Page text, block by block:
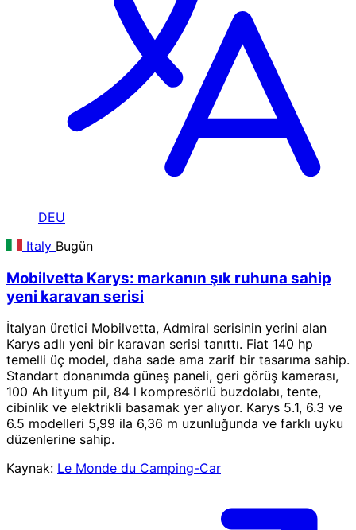
DEU
Italy Bugün
Mobilvetta Karys: markanın şık ruhuna sahip
yeni karavan serisi
İtalyan üretici Mobilvetta, Admiral serisinin yerini alan
Karys adlı yeni bir karavan serisi tanıttı. Fiat 140 hp
temelli üç model, daha sade ama zarif bir tasarıma sahip.
Standart donanımda güneş paneli, geri görüş kamerası,
100 Ah lityum pil, 84 l kompresörlü buzdolabı, tente,
cibinlik ve elektrikli basamak yer alıyor. Karys 5.1, 6.3 ve
6.5 modelleri 5,99 ila 6,36 m uzunluğunda ve farklı uyku
düzenlerine sahip.
Kaynak: Le Monde du Camping-Car